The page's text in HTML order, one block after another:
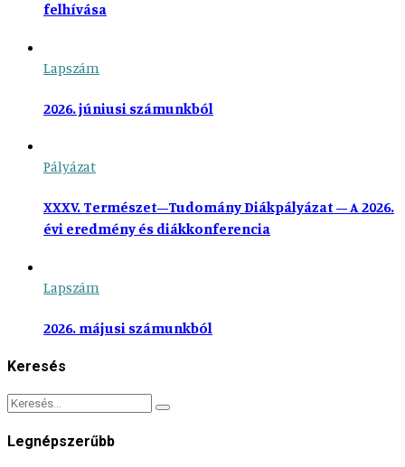
felhívása
Lapszám
2026. júniusi számunkból
Pályázat
XXXV. Természet–Tudomány Diákpályázat – A 2026.
évi eredmény és diákkonferencia
Lapszám
2026. májusi számunkból
Keresés
Legnépszerűbb